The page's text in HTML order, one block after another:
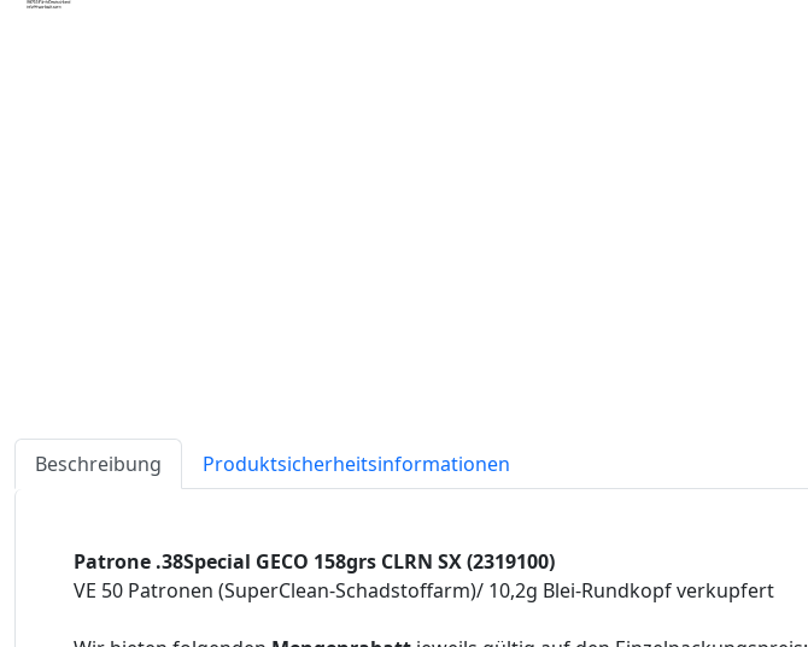
Beschreibung Produktsicherheitsinformationen
Patrone .38Special GECO 158grs CLRN SX (2319100)
VE 50 Patronen (SuperClean-Schadstoffarm)/ 10,2g Blei-Rundkopf verkupfert